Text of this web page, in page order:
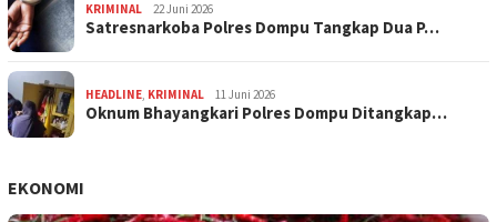
KRIMINAL 22 Juni 2026
Satresnarkoba Polres Dompu Tangkap Dua P…
HEADLINE, KRIMINAL 11 Juni 2026
Oknum Bhayangkari Polres Dompu Ditangkap…
EKONOMI